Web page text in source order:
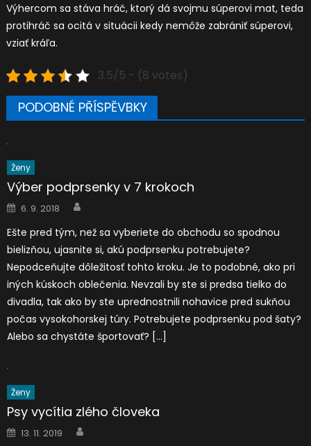
Výhercom sa stáva hráč, ktorý dá svojmu súperovi mat, teda
protihráč sa ocitá v situácii kedy nemôže zabrániť súperovi,
vziať kráľa.
3.5/5 - (8 votes)
PODOBNÉ PŘÍSPĚVBKY
Ženy
Výber podprsenky v 7 krokoch
Posted
on
6. 9. 2018
Ešte pred tým, než sa vyberiete do obchodu so spodnou
bielizňou, ujasnite si, akú podprsenku potrebujete?
Nepodceňujte dôležitosť tohto kroku. Je to podobné, ako pri
iných kúskoch oblečenia. Nevzali by ste si predsa tielko do
divadla, tak ako by ste uprednostnili nohavice pred sukňou
počas vysokohorskej túry. Potrebujete podprsenku pod šaty?
Alebo sa chystáte športovať? […]
Ženy
Psy vycítia zlého človeka
Posted
on
13. 11. 2019